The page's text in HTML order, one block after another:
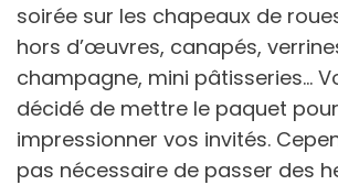
soirée sur les chapeaux de
hors d’œuvres, canapés,
champagne, mini pâtisseries…
décidé de mettre le paquet pour
impressionner vos invités.
pas nécessaire de passer des